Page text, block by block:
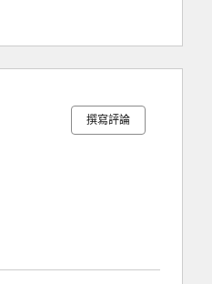
撰寫評論